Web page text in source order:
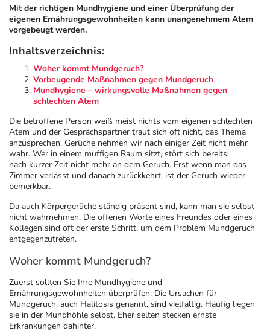
Diabetes
Körperpflege & Kosmetik
Liebe & Erotik
Mutter & Kind
Nahrungsergänzung
Natur & Homöopathie
Sanitätshaus
Tierapotheke
Geschenkideen
Summer SALE
Reiseapotheke
Insektenschutz
Sonnenpflege
Sommerpflege für Haar und Kopfhaut
Täglich gut versorgt
Fragen und Antworten
Ratgeber
Beliebte Beiträge
E-Rezept einlösen
E-Rezept App
5% Extra Cash
Eucerin Deals
Evolsin Deals
Frontline & Frontpro Deals
Nattermann Deals
R(h)ein Nutrition Deals
Refluthin, Lasea & Carmenthin Deals
Salus Deals
Mit der richtigen Mundhygiene und einer Überprüfung der
eigenen Ernährungsgewohnheiten kann unangenehmem Atem
vorgebeugt werden.
Inhaltsverzeichnis:
Woher kommt Mundgeruch?
Vorbeugende Maßnahmen gegen Mundgeruch
Mundhygiene – wirkungsvolle Maßnahmen gegen
schlechten Atem
Die betroffene Person weiß meist nichts vom eigenen schlechten
Atem und der Gesprächspartner traut sich oft nicht, das Thema
anzusprechen. Gerüche nehmen wir nach einiger Zeit nicht mehr
wahr. Wer in einem muffigen Raum sitzt, stört sich bereits
nach kurzer Zeit nicht mehr an dem Geruch. Erst wenn man das
Zimmer verlässt und danach zurückkehrt, ist der Geruch wieder
bemerkbar.
Da auch Körpergerüche ständig präsent sind, kann man sie selbst
nicht wahrnehmen. Die offenen Worte eines Freundes oder eines
Kollegen sind oft der erste Schritt, um dem Problem Mundgeruch
entgegenzutreten.
Woher kommt Mundgeruch?
Zuerst sollten Sie Ihre Mundhygiene und
Ernährungsgewohnheiten überprüfen. Die Ursachen für
Mundgeruch, auch Halitosis genannt, sind vielfältig. Häufig liegen
sie in der Mundhöhle selbst. Eher selten stecken ernste
Erkrankungen dahinter.